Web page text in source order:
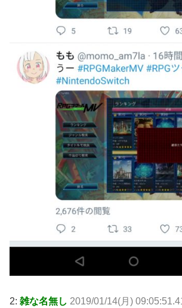
2: 雑な名無し 2019/01/14(月)